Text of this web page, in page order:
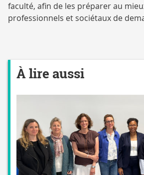
faculté, afin de les préparer au
professionnels et sociétaux de
À lire aussi